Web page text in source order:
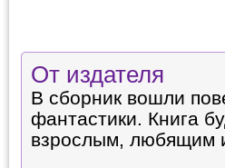
От издателя
В сборник вошли
фантастики. Книга
взрослым, любящим